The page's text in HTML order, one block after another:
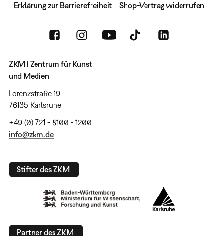
Erklärung zur Barrierefreiheit Shop-Vertrag widerrufen
ZKM | Zentrum für Kunst
und Medien
Lorenzstraße 19
76135 Karlsruhe
+49 (0) 721 - 8100 - 1200
info@zkm.de
Stifter des ZKM
Partner des ZKM